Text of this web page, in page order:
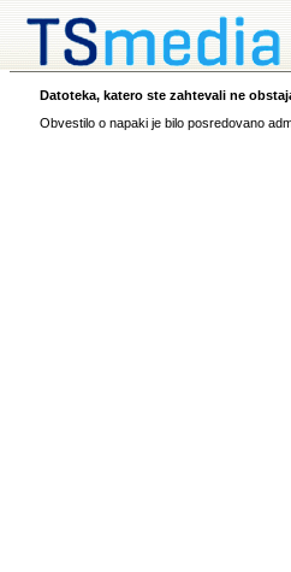
Datoteka, katero ste zahtevali ne
Obvestilo o napaki je bilo posredovano